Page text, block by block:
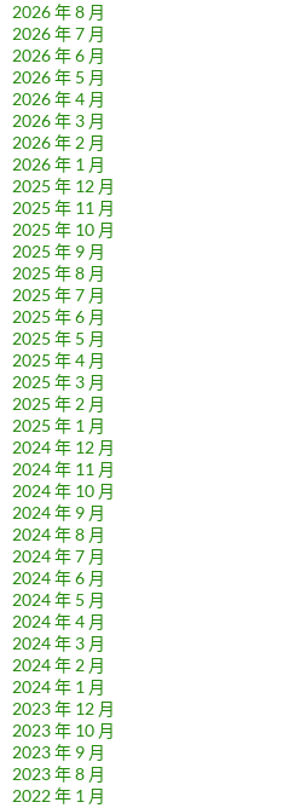
2026 年 8 月
2026 年 7 月
2026 年 6 月
2026 年 5 月
2026 年 4 月
2026 年 3 月
2026 年 2 月
2026 年 1 月
2025 年 12 月
2025 年 11 月
2025 年 10 月
2025 年 9 月
2025 年 8 月
2025 年 7 月
2025 年 6 月
2025 年 5 月
2025 年 4 月
2025 年 3 月
2025 年 2 月
2025 年 1 月
2024 年 12 月
2024 年 11 月
2024 年 10 月
2024 年 9 月
2024 年 8 月
2024 年 7 月
2024 年 6 月
2024 年 5 月
2024 年 4 月
2024 年 3 月
2024 年 2 月
2024 年 1 月
2023 年 12 月
2023 年 10 月
2023 年 9 月
2023 年 8 月
2022 年 1 月